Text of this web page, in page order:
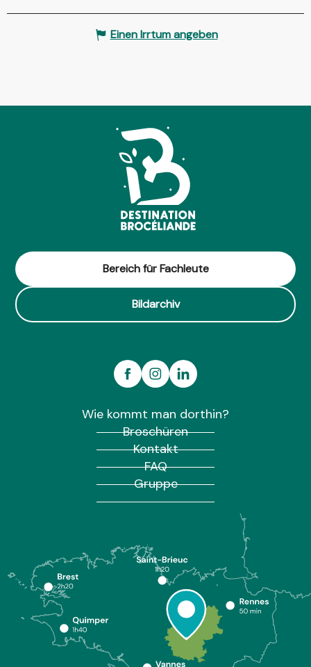
Einen Irrtum angeben
Bereich für Fachleute
Bildarchiv
Wie kommt man dorthin?
Broschüren
Kontakt
FAQ
Gruppe